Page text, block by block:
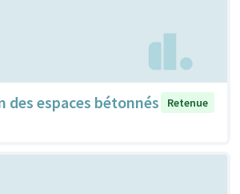
des espaces bétonnés
Retenue